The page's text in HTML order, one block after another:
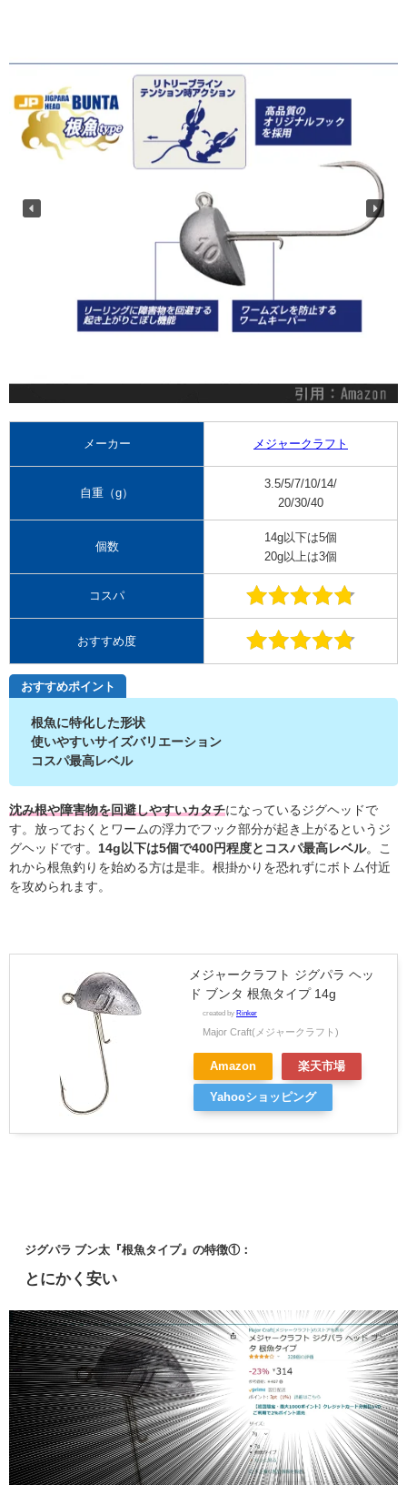
メーカー メジャークラフト
自重（g）
3.5/5/7/10/14/
20/30/40
個数
14g以下は5個
20g以上は3個
コスパ
おすすめ度
おすすめポイント
根魚に特化した形状
使いやすいサイズバリエーション
コスパ最高レベル
沈み根や障害物を回避しやすいカタチになっているジグヘッドで
す。放っておくとワームの浮力でフック部分が起き上がるというジ
グヘッドです。 14g以下は5個で400円程度とコスパ最高レベル。こ
れから根魚釣りを始める方は是非。根掛かりを恐れずにボトム付近
を攻められます。
メジャークラフト ジグパラ ヘッ
ド ブンタ 根魚タイプ 14g
created by Rinker
Major Craft(メジャークラフト)
Amazon 楽天市場
Yahooショッピング
ジグパラ ブン太『根魚タイプ』の特徴①：
とにかく安い